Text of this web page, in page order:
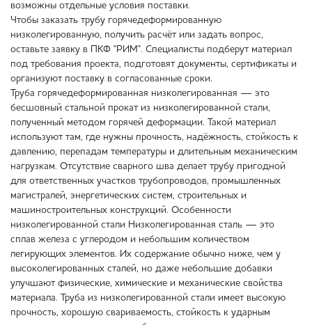
возможны отдельные условия поставки.
Чтобы заказать трубу горячедеформированную
низколегированную, получить расчёт или задать вопрос,
оставьте заявку в ПКФ "РИМ". Специалисты подберут материал
под требования проекта, подготовят документы, сертификаты и
организуют поставку в согласованные сроки.
Труба горячедеформированная низколегированная — это
бесшовный стальной прокат из низколегированной стали,
полученный методом горячей деформации. Такой материал
используют там, где нужны прочность, надёжность, стойкость к
давлению, перепадам температуры и длительным механическим
нагрузкам. Отсутствие сварного шва делает трубу пригодной
для ответственных участков трубопроводов, промышленных
магистралей, энергетических систем, строительных и
машиностроительных конструкций. Особенности
низколегированной стали Низколегированная сталь — это
сплав железа с углеродом и небольшим количеством
легирующих элементов. Их содержание обычно ниже, чем у
высоколегированных сталей, но даже небольшие добавки
улучшают физические, химические и механические свойства
материала. Труба из низколегированной стали имеет высокую
прочность, хорошую свариваемость, стойкость к ударным